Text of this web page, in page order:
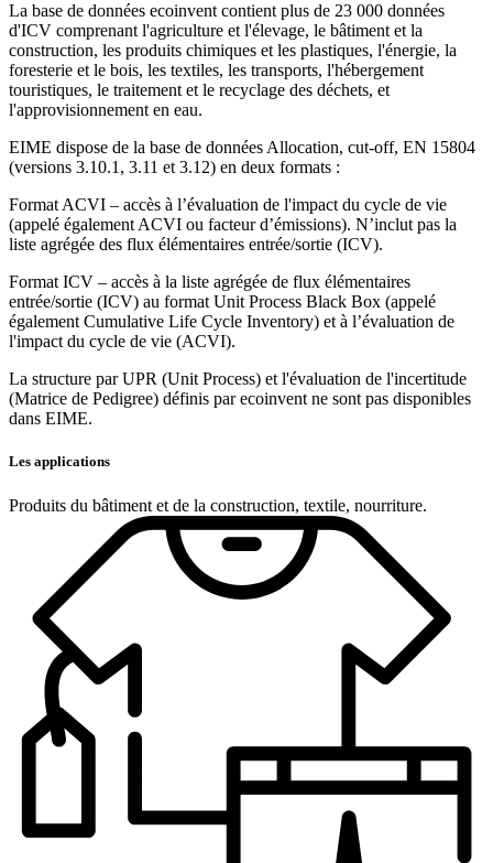
La base de données ecoinvent contient plus de 23 000 données
d'ICV comprenant l'agriculture et l'élevage, le bâtiment et la
construction, les produits chimiques et les plastiques, l'énergie, la
foresterie et le bois, les textiles, les transports, l'hébergement
touristiques, le traitement et le recyclage des déchets, et
l'approvisionnement en eau.
EIME dispose de la base de données Allocation, cut-off, EN 15804
(versions 3.10.1, 3.11 et 3.12) en deux formats :
Format ACVI – accès à l’évaluation de l'impact du cycle de vie
(appelé également ACVI ou facteur d’émissions). N’inclut pas la
liste agrégée des flux élémentaires entrée/sortie (ICV).
Format ICV – accès à la liste agrégée de flux élémentaires
entrée/sortie (ICV) au format Unit Process Black Box (appelé
également Cumulative Life Cycle Inventory) et à l’évaluation de
l'impact du cycle de vie (ACVI).
La structure par UPR (Unit Process) et l'évaluation de l'incertitude
(Matrice de Pedigree) définis par ecoinvent ne sont pas disponibles
dans EIME.
Les applications
Produits du bâtiment et de la construction, textile, nourriture.